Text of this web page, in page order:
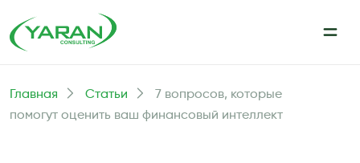
Главная Статьи
7 вопросов, которые
помогут оценить ваш финансовый интеллект